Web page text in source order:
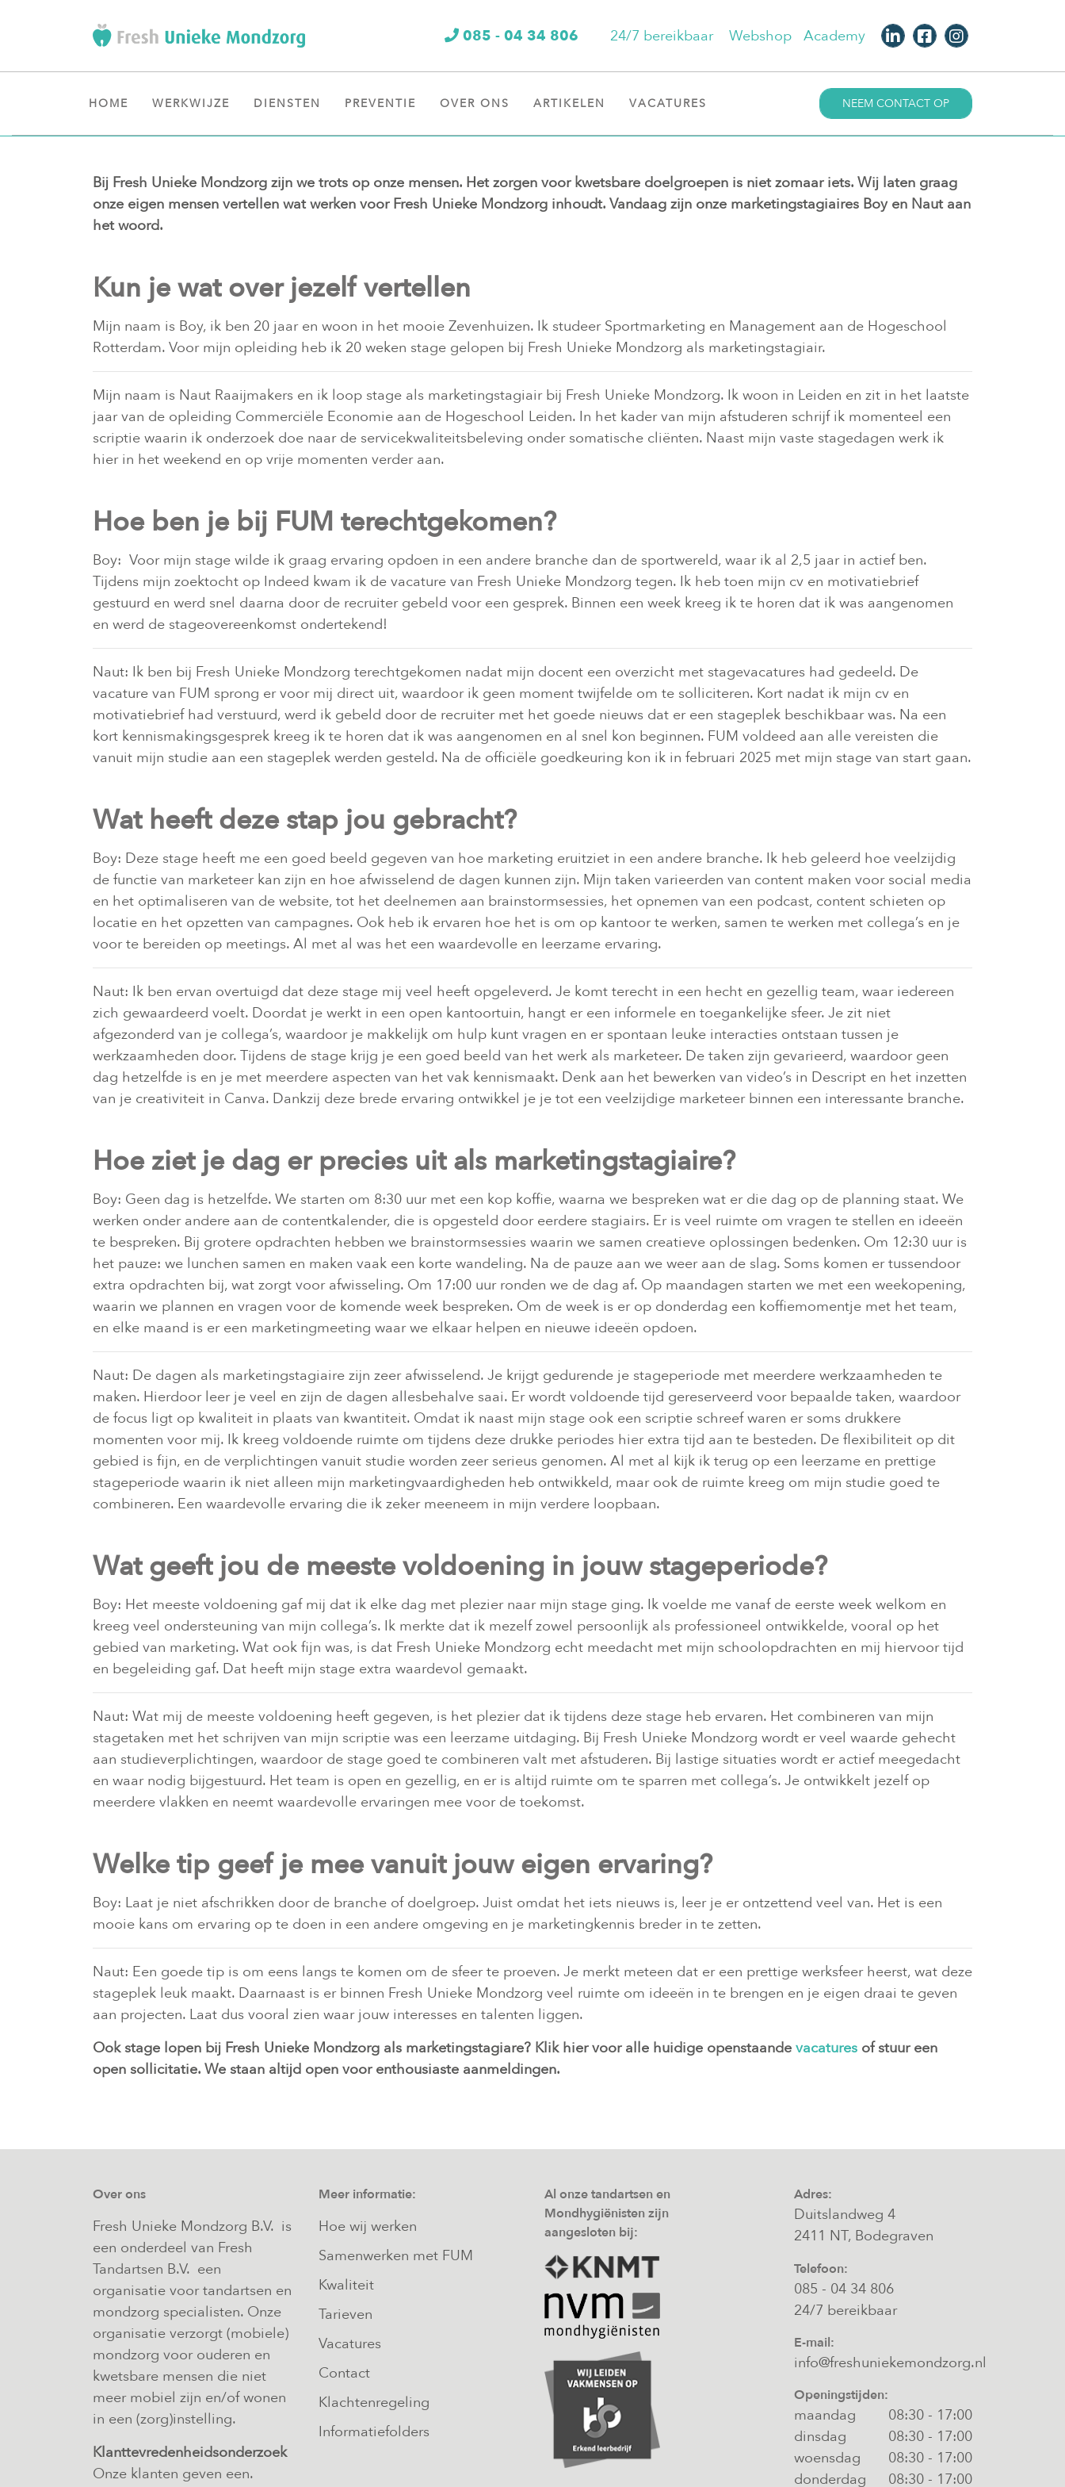
085 - 04 34 806 24/7 bereikbaar Webshop Academy
HOME WERKWIJZE DIENSTEN PREVENTIE OVER ONS ARTIKELEN VACATURES NEEM CONTACT OP
Bij Fresh Unieke Mondzorg zijn we trots op onze mensen. Het zorgen voor kwetsbare doelgroepen is niet zomaar iets. Wij laten graag
onze eigen mensen vertellen wat werken voor Fresh Unieke Mondzorg inhoudt. Vandaag zijn onze marketingstagiaires Boy en Naut aan
het woord.
Kun je wat over jezelf vertellen
Mijn naam is Boy, ik ben 20 jaar en woon in het mooie Zevenhuizen. Ik studeer Sportmarketing en Management aan de Hogeschool
Rotterdam. Voor mijn opleiding heb ik 20 weken stage gelopen bij Fresh Unieke Mondzorg als marketingstagiair.
Mijn naam is Naut Raaijmakers en ik loop stage als marketingstagiair bij Fresh Unieke Mondzorg. Ik woon in Leiden en zit in het laatste
jaar van de opleiding Commerciële Economie aan de Hogeschool Leiden. In het kader van mijn afstuderen schrijf ik momenteel een
scriptie waarin ik onderzoek doe naar de servicekwaliteitsbeleving onder somatische cliënten. Naast mijn vaste stagedagen werk ik
hier in het weekend en op vrije momenten verder aan.
Hoe ben je bij FUM terechtgekomen?
Boy: Voor mijn stage wilde ik graag ervaring opdoen in een andere branche dan de sportwereld, waar ik al 2,5 jaar in actief ben.
Tijdens mijn zoektocht op Indeed kwam ik de vacature van Fresh Unieke Mondzorg tegen. Ik heb toen mijn cv en motivatiebrief
gestuurd en werd snel daarna door de recruiter gebeld voor een gesprek. Binnen een week kreeg ik te horen dat ik was aangenomen
en werd de stageovereenkomst ondertekend!
Naut: Ik ben bij Fresh Unieke Mondzorg terechtgekomen nadat mijn docent een overzicht met stagevacatures had gedeeld. De
vacature van FUM sprong er voor mij direct uit, waardoor ik geen moment twijfelde om te solliciteren. Kort nadat ik mijn cv en
motivatiebrief had verstuurd, werd ik gebeld door de recruiter met het goede nieuws dat er een stageplek beschikbaar was. Na een
kort kennismakingsgesprek kreeg ik te horen dat ik was aangenomen en al snel kon beginnen. FUM voldeed aan alle vereisten die
vanuit mijn studie aan een stageplek werden gesteld. Na de officiële goedkeuring kon ik in februari 2025 met mijn stage van start gaan.
Wat heeft deze stap jou gebracht?
Boy: Deze stage heeft me een goed beeld gegeven van hoe marketing eruitziet in een andere branche. Ik heb geleerd hoe veelzijdig
de functie van marketeer kan zijn en hoe afwisselend de dagen kunnen zijn. Mijn taken varieerden van content maken voor social media
en het optimaliseren van de website, tot het deelnemen aan brainstormsessies, het opnemen van een podcast, content schieten op
locatie en het opzetten van campagnes. Ook heb ik ervaren hoe het is om op kantoor te werken, samen te werken met collega’s en je
voor te bereiden op meetings. Al met al was het een waardevolle en leerzame ervaring.
Naut: Ik ben ervan overtuigd dat deze stage mij veel heeft opgeleverd. Je komt terecht in een hecht en gezellig team, waar iedereen
zich gewaardeerd voelt. Doordat je werkt in een open kantoortuin, hangt er een informele en toegankelijke sfeer. Je zit niet
afgezonderd van je collega’s, waardoor je makkelijk om hulp kunt vragen en er spontaan leuke interacties ontstaan tussen je
werkzaamheden door. Tijdens de stage krijg je een goed beeld van het werk als marketeer. De taken zijn gevarieerd, waardoor geen
dag hetzelfde is en je met meerdere aspecten van het vak kennismaakt. Denk aan het bewerken van video’s in Descript en het inzetten
van je creativiteit in Canva. Dankzij deze brede ervaring ontwikkel je je tot een veelzijdige marketeer binnen een interessante branche.
Hoe ziet je dag er precies uit als marketingstagiaire?
Boy: Geen dag is hetzelfde. We starten om 8:30 uur met een kop koffie, waarna we bespreken wat er die dag op de planning staat. We
werken onder andere aan de contentkalender, die is opgesteld door eerdere stagiairs. Er is veel ruimte om vragen te stellen en ideeën
te bespreken. Bij grotere opdrachten hebben we brainstormsessies waarin we samen creatieve oplossingen bedenken. Om 12:30 uur is
het pauze: we lunchen samen en maken vaak een korte wandeling. Na de pauze aan we weer aan de slag. Soms komen er tussendoor
extra opdrachten bij, wat zorgt voor afwisseling. Om 17:00 uur ronden we de dag af. Op maandagen starten we met een weekopening,
waarin we plannen en vragen voor de komende week bespreken. Om de week is er op donderdag een koffiemomentje met het team,
en elke maand is er een marketingmeeting waar we elkaar helpen en nieuwe ideeën opdoen.
Naut: De dagen als marketingstagiaire zijn zeer afwisselend. Je krijgt gedurende je stageperiode met meerdere werkzaamheden te
maken. Hierdoor leer je veel en zijn de dagen allesbehalve saai. Er wordt voldoende tijd gereserveerd voor bepaalde taken, waardoor
de focus ligt op kwaliteit in plaats van kwantiteit. Omdat ik naast mijn stage ook een scriptie schreef waren er soms drukkere
momenten voor mij. Ik kreeg voldoende ruimte om tijdens deze drukke periodes hier extra tijd aan te besteden. De flexibiliteit op dit
gebied is fijn, en de verplichtingen vanuit studie worden zeer serieus genomen. Al met al kijk ik terug op een leerzame en prettige
stageperiode waarin ik niet alleen mijn marketingvaardigheden heb ontwikkeld, maar ook de ruimte kreeg om mijn studie goed te
combineren. Een waardevolle ervaring die ik zeker meeneem in mijn verdere loopbaan.
Wat geeft jou de meeste voldoening in jouw stageperiode?
Boy: Het meeste voldoening gaf mij dat ik elke dag met plezier naar mijn stage ging. Ik voelde me vanaf de eerste week welkom en
kreeg veel ondersteuning van mijn collega’s. Ik merkte dat ik mezelf zowel persoonlijk als professioneel ontwikkelde, vooral op het
gebied van marketing. Wat ook fijn was, is dat Fresh Unieke Mondzorg echt meedacht met mijn schoolopdrachten en mij hiervoor tijd
en begeleiding gaf. Dat heeft mijn stage extra waardevol gemaakt.
Naut: Wat mij de meeste voldoening heeft gegeven, is het plezier dat ik tijdens deze stage heb ervaren. Het combineren van mijn
stagetaken met het schrijven van mijn scriptie was een leerzame uitdaging. Bij Fresh Unieke Mondzorg wordt er veel waarde gehecht
aan studieverplichtingen, waardoor de stage goed te combineren valt met afstuderen. Bij lastige situaties wordt er actief meegedacht
en waar nodig bijgestuurd. Het team is open en gezellig, en er is altijd ruimte om te sparren met collega’s. Je ontwikkelt jezelf op
meerdere vlakken en neemt waardevolle ervaringen mee voor de toekomst.
Welke tip geef je mee vanuit jouw eigen ervaring?
Boy: Laat je niet afschrikken door de branche of doelgroep. Juist omdat het iets nieuws is, leer je er ontzettend veel van. Het is een
mooie kans om ervaring op te doen in een andere omgeving en je marketingkennis breder in te zetten.
Naut: Een goede tip is om eens langs te komen om de sfeer te proeven. Je merkt meteen dat er een prettige werksfeer heerst, wat deze
stageplek leuk maakt. Daarnaast is er binnen Fresh Unieke Mondzorg veel ruimte om ideeën in te brengen en je eigen draai te geven
aan projecten. Laat dus vooral zien waar jouw interesses en talenten liggen.
Ook stage lopen bij Fresh Unieke Mondzorg als marketingstagiare? Klik hier voor alle huidige openstaande vacatures of stuur een
open sollicitatie. We staan altijd open voor enthousiaste aanmeldingen.
Over ons
Fresh Unieke Mondzorg B.V. is
een onderdeel van Fresh
Tandartsen B.V. een
organisatie voor tandartsen en
mondzorg specialisten. Onze
organisatie verzorgt (mobiele)
mondzorg voor ouderen en
kwetsbare mensen die niet
meer mobiel zijn en/of wonen
in een (zorg)instelling.
Klanttevredenheidsonderzoek
Onze klanten geven een.
Meer informatie:
Hoe wij werken
Samenwerken met FUM
Kwaliteit
Tarieven
Vacatures
Contact
Klachtenregeling
Informatiefolders
Al onze tandartsen en
Mondhygiënisten zijn
aangesloten bij:
Adres:
Duitslandweg 4
2411 NT, Bodegraven
Telefoon:
085 - 04 34 806
24/7 bereikbaar
E-mail:
info@freshuniekemondzorg.nl
Openingstijden:
maandag 08:30 - 17:00
dinsdag
08:30 - 17:00
woensdag
08:30 - 17:00
donderdag
08:30 - 17:00